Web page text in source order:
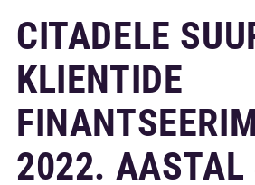
CITADELE
KLIENTIDE
2022. AASTAL